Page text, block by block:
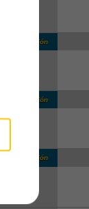
Clasificación
Clasificación
Clasificación